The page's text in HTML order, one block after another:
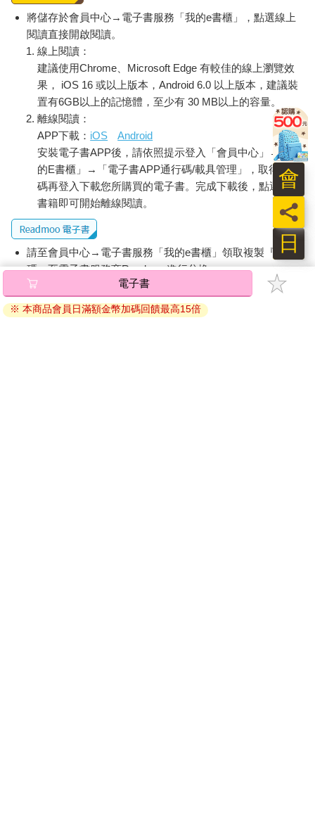
將儲存於會員中心→電子書服務「我的e書櫃」，點選線上
閱讀直接開啟閱讀。
線上閱讀：
建議使用Chrome、Microsoft Edge 有較佳的線上瀏覽效
果， iOS 16 或以上版本，Android 6.0 以上版本，建議裝
置有6GB以上的記憶體，至少有 30 MB以上的容量。
離線閱讀：
APP下載： iOS
Android
安裝電子書APP後，請依照提示登入「會員中心」→「我
的E書櫃」→「電子書APP通行碼/載具管理」，取得通行
碼再登入下載您所購買的電子書。完成下載後，點選任一
書籍即可開始離線閱讀。
請至會員中心→電子書服務「我的e書櫃」領取複製『兌換
碼』至電子書服務商Readmoo進行兌換。
退換貨須知：
因版權保護，您在金石堂所購買的電子書僅能以金石堂專屬
電子書
※ 本商品會員日滿額金幣加碼回饋最高15倍
日
員
會